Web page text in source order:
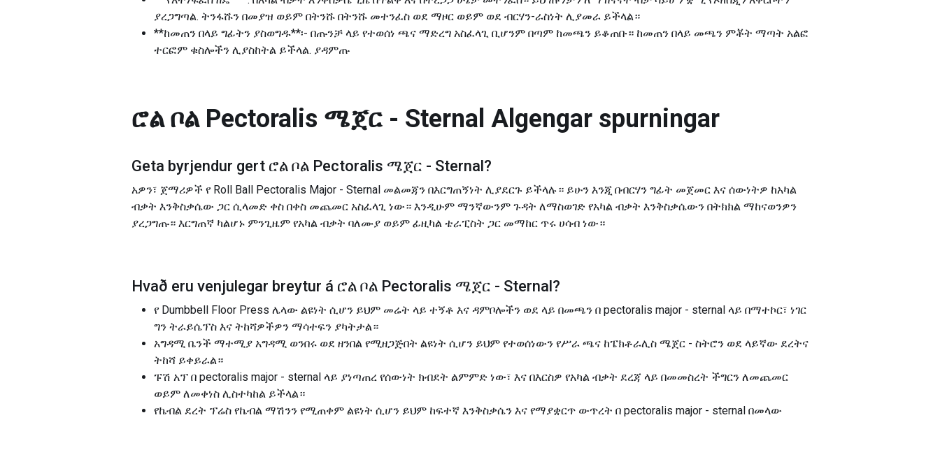
ያረጋግጣል. ትንፋሹን በመያዝ ወይም በትንሹ በትንሹ መተንፈስ ወደ ማዞር ወይም ወደ ብርሃን-ራስነት ሊያመራ ይችላል።
**ከመጠን በላይ ግፊትን ያስወግዱ**፡- በጡንቻ ላይ የተወሰነ ጫና ማድረግ አስፈላጊ ቢሆንም በጣም ከመጫን ይቆጠቡ። ከመጠን በላይ መጫን ምቾት ማጣት አልፎ
ተርፎም ቁስሎችን ሊያስከትል ይችላል. ያዳምጡ
ሮል ቦል Pectoralis ሜጀር - Sternal Algengar spurningar
Geta byrjendur gert ሮል ቦል Pectoralis ሜጀር - Sternal?
አዎን፣ ጀማሪዎች የ Roll Ball Pectoralis Major - Sternal መልመጃን በእርግጠኝነት ሊያደርጉ ይችላሉ። ይሁን እንጂ በብርሃን ግፊት መጀመር እና ሰውነትዎ ከአካል
ብቃት እንቅስቃሴው ጋር ሲላመድ ቀስ በቀስ መጨመር አስፈላጊ ነው። እንዲሁም ማንኛውንም ጉዳት ለማስወገድ የአካል ብቃት እንቅስቃሴውን በትክክል ማከናወንዎን
ያረጋግጡ። እርግጠኛ ካልሆኑ ምንጊዜም የአካል ብቃት ባለሙያ ወይም ፊዚካል ቴራፒስት ጋር መማከር ጥሩ ሀሳብ ነው።
Hvað eru venjulegar breytur á ሮል ቦል Pectoralis ሜጀር - Sternal?
የ Dumbbell Floor Press ሌላው ልዩነት ሲሆን ይህም መሬት ላይ ተኝቶ እና ዳምቦሎችን ወደ ላይ በመጫን በ pectoralis major - sternal ላይ በማተኮር፣ ነገር
ግን ትራይሴፕስ እና ትከሻዎችዎን ማሳተፍን ያካትታል።
አግዳሚ ቤንች ማተሚያ አግዳሚ ወንበሩ ወደ ዘንበል የሚዘጋጅበት ልዩነት ሲሆን ይህም የተወሰነውን የሥራ ጫና ከፔክቶራሊስ ሜጀር - ስትሮን ወደ ላይኛው ደረትና
ትከሻ ይቀይራል።
ፑሽ አፕ በ pectoralis major - sternal ላይ ያነጣጠረ የሰውነት ክብደት ልምምድ ነው፣ እና በእርስዎ የአካል ብቃት ደረጃ ላይ በመመስረት ችግርን ለመጨመር
ወይም ለመቀነስ ሊስተካከል ይችላል።
የኬብል ደረት ፕሬስ የኬብል ማሽንን የሚጠቀም ልዩነት ሲሆን ይህም ከፍተኛ እንቅስቃሴን እና የማያቋርጥ ውጥረት በ pectoralis major - sternal በመላው